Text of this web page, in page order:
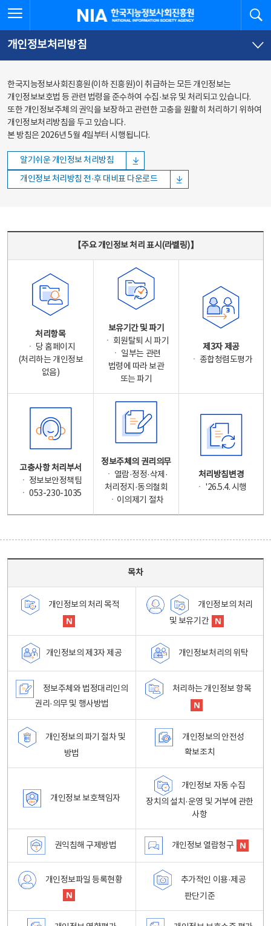
바로가기
바로가기
한국지능정보사회진흥원
개인정보처리방침
한국지능정보사회진흥원(이하 진흥원)이 취급하는 모든 개인정보는
개인정보보호법 등 관련 법령을 준수하여 수집·보유 및 처리되고 있습니다.
또한 개인정보주체의 권익을 보장하고 관련한 고충을 원활히 처리하기 위하여
개인정보처리방침을 두고 있습니다.
본 방침은 2026년 5월 4일부터 시행됩니다.
알기쉬운 개인정보 처리방침
개인정보 처리방침 전·후 대비표 다운로드
【주요 개인정보 처리 표시(라벨링)】
처리항목
ㆍ 당 홈페이지
(처리하는 개인정보
없음)
보유기간 및 파기
ㆍ 회원탈퇴 시 파기
ㆍ 일부는 관련
법령에 따라 보관
또는 파기
제3자 제공
ㆍ 종합청렴도평가
고충사항 처리부서
ㆍ 정보보안정책팀
ㆍ 053-230-1035
정보주체의 권리의무
ㆍ 열람·정정·삭제·
처리정지·동의철회
ㆍ이의제기 절차
처리방침변경
ㆍ '26.5.4. 시행
목차
개인정보의 처리 목적
개인정보의 처리
및 보유기간
개인정보의 제3자 제공 개인정보처리의 위탁
정보주체와 법정대리인의
권리·의무 및 행사방법
처리하는 개인정보 항목
개인정보의 파기 절차 및
방법
개인정보의 안전성
확보조치
개인정보 보호책임자
개인정보 자동 수집
장치의 설치·운영 및 거부에 관한
사항
권익침해 구제방법 개인정보 열람청구
개인정보파일 등록현황
추가적인 이용·제공
판단기준